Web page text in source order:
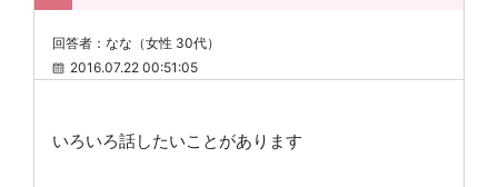
回答者：なな（女性 30代）
2016.07.22 00:51:05
いろいろ話したいことがあります